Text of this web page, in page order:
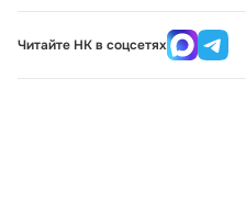
Читайте НК в соцсетях